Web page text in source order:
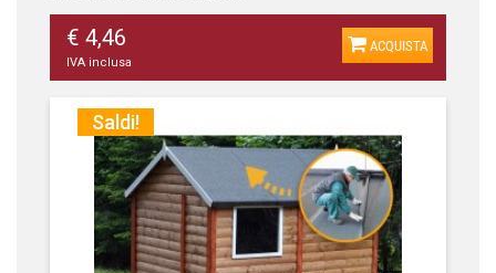
€ 4,46
IVA inclusa
ACQUISTA
Saldi!